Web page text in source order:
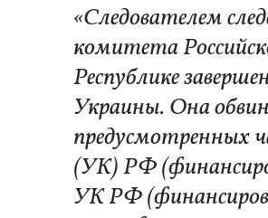
«Следователем
комитета
Республике
Украины. Она
предусмотренных
(УК)РФ
УК РФ